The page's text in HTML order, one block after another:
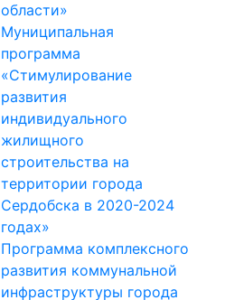
области»
Муниципальная
программа
«Стимулирование
развития
индивидуального
жилищного
строительства на
территории города
Сердобска в 2020-2024
годах»
Программа комплексного
развития коммунальной
инфраструктуры города